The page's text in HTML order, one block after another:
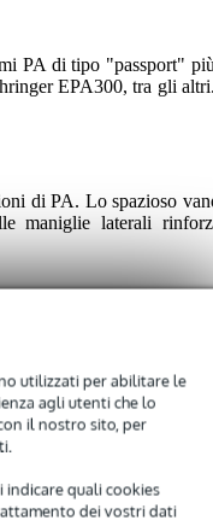
utilizzati per abilitare le
agli utenti che lo
il nostro sito, per
indicare quali cookies
dei vostri dati
PA di tipo "passport"
EPA300, tra gli
di PA. Lo spazioso
maniglie laterali